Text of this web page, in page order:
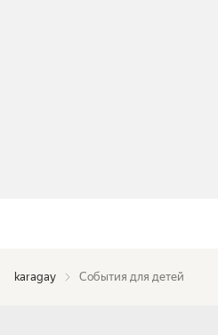
karagay События для детей